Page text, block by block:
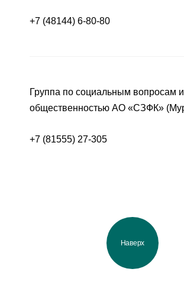
+7 (48144) 6-80-80
Группа по социальным вопросам
общественностью АО «СЗФК»
+7 (81555) 27-305
Наверх